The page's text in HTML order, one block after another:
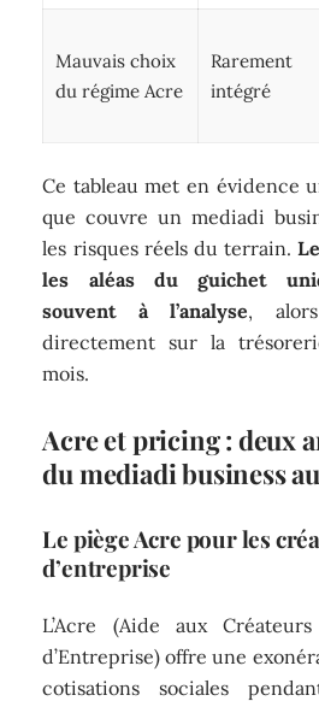
Mauvais choix
du régime Acre
Rarement
intégré
Ce tableau met en évidence
que couvre un mediadi
les risques réels du terrain.
les aléas du guichet
souvent à l’analyse,
directement sur la
mois.
Acre et pricing : deux
du mediadi business
Le piège Acre pour les
d’entreprise
L’Acre (Aide aux
d’Entreprise) offre une
cotisations sociales